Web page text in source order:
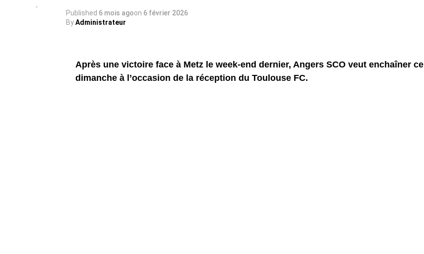
Published 6 mois agoon 6 février 2026
ByAdministrateur
Après une victoire face à Metz le week-end dernier, Angers SCO veut enchaîner ce
dimanche à l’occasion de la réception du Toulouse FC.